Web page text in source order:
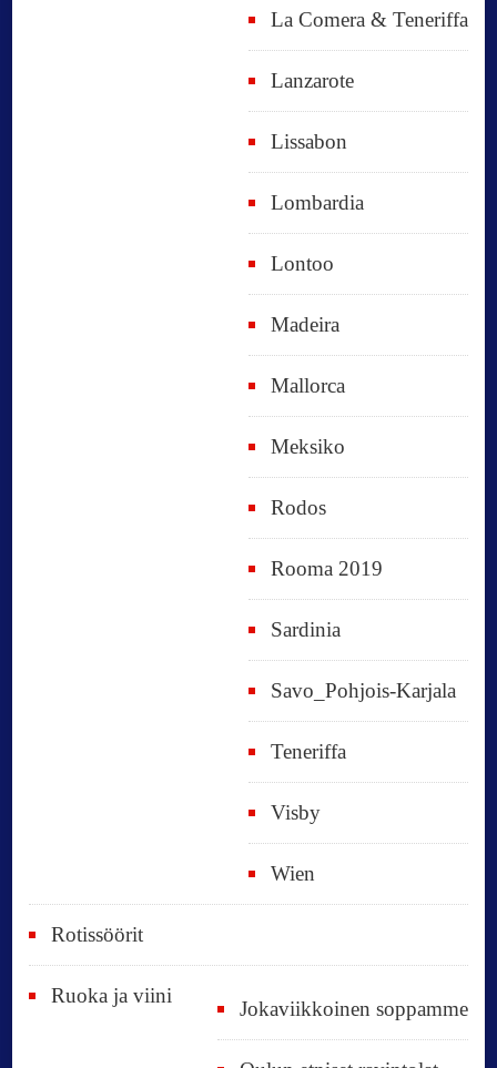
La Comera & Teneriffa
Lanzarote
Lissabon
Lombardia
Lontoo
Madeira
Mallorca
Meksiko
Rodos
Rooma 2019
Sardinia
Savo_Pohjois-Karjala
Teneriffa
Visby
Wien
Rotissöörit
Ruoka ja viini
Jokaviikkoinen soppamme